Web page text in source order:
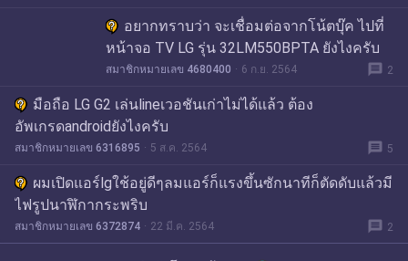
อยากทราบว่า จะเชื่อมต่อจากโน้ตบุ๊ค ไปที่
หน้าจอ TV LG รุ่น 32LM550BPTA ยังไงครับ
สมาชิกหมายเลข 4680400 6 ก.ย. 2564 message 2
มือถือ LG G2 เล่นlineเวอชันเก่าไม่ได้แล้ว ต้อง
อัพเกรดandroidยังไงครับ
สมาชิกหมายเลข 6316895 5 ส.ค. 2564 message 5
ผมเปิดแอร์lgใช้อยู่ดีๆลมแอร์ก็แรงขึ้นซักนาทีก็ตัดดับแล้วมี
ไฟรูปนาฬิกากระพริบ
สมาชิกหมายเลข 6372874 22 มี.ค. 2564 message 2